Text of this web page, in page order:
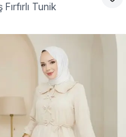
Fırfırlı Tunik